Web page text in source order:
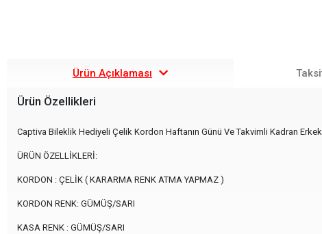
Ürün Açıklaması
Ürün Özellikleri
Captiva Bileklik Hediyeli Çelik Kordon Haftanın Günü Ve Takvimli Kadran
ÜRÜN ÖZELLİKLERİ:
KORDON : ÇELİK ( KARARMA RENK ATMA YAPMAZ )
KORDON RENK: GÜMÜŞ/SARI
KASA RENK : GÜMÜŞ/SARI